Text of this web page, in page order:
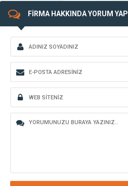
FİRMA HAKKINDA YORUM YAP